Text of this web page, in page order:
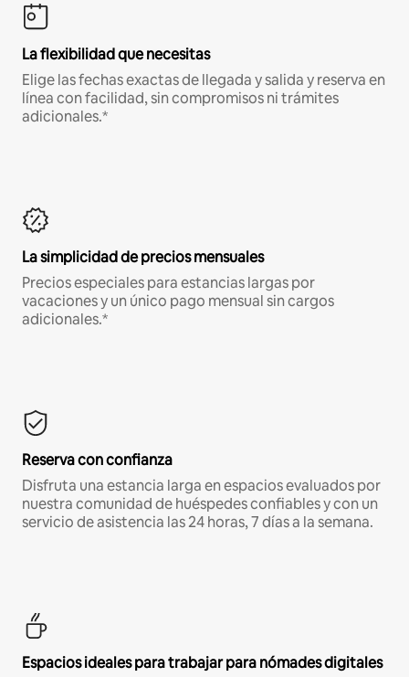
La flexibilidad que necesitas
Elige las fechas exactas de llegada y salida y reserva en
línea con facilidad, sin compromisos ni trámites
adicionales.*
La simplicidad de precios mensuales
Precios especiales para estancias largas por
vacaciones y un único pago mensual sin cargos
adicionales.*
Reserva con confianza
Disfruta una estancia larga en espacios evaluados por
nuestra comunidad de huéspedes confiables y con un
servicio de asistencia las 24 horas, 7 días a la semana.
Espacios ideales para trabajar para nómades digitales